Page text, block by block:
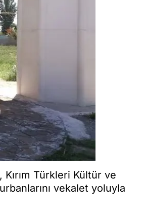
Kırım Türkleri Kültür ve
vekalet yoluyla